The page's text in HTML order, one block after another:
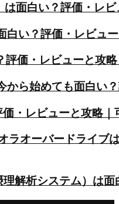
面白い？評価・レ
白い？評価・レビ
評価・レビューと攻
から始めても面白
・レビューと攻略
ラオーバードライブ
解析システム）は